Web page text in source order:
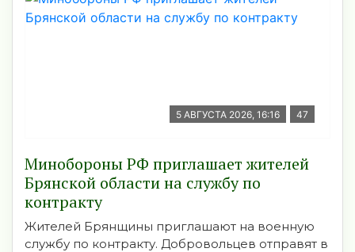
5 АВГУСТА 2026, 16:16 47
Минобoроны РФ приглaшaет житeлeй
Брянской области на службу по
контракту
Жителей Брянщины приглашают на военную
службу по контракту. Добровольцев отправят в